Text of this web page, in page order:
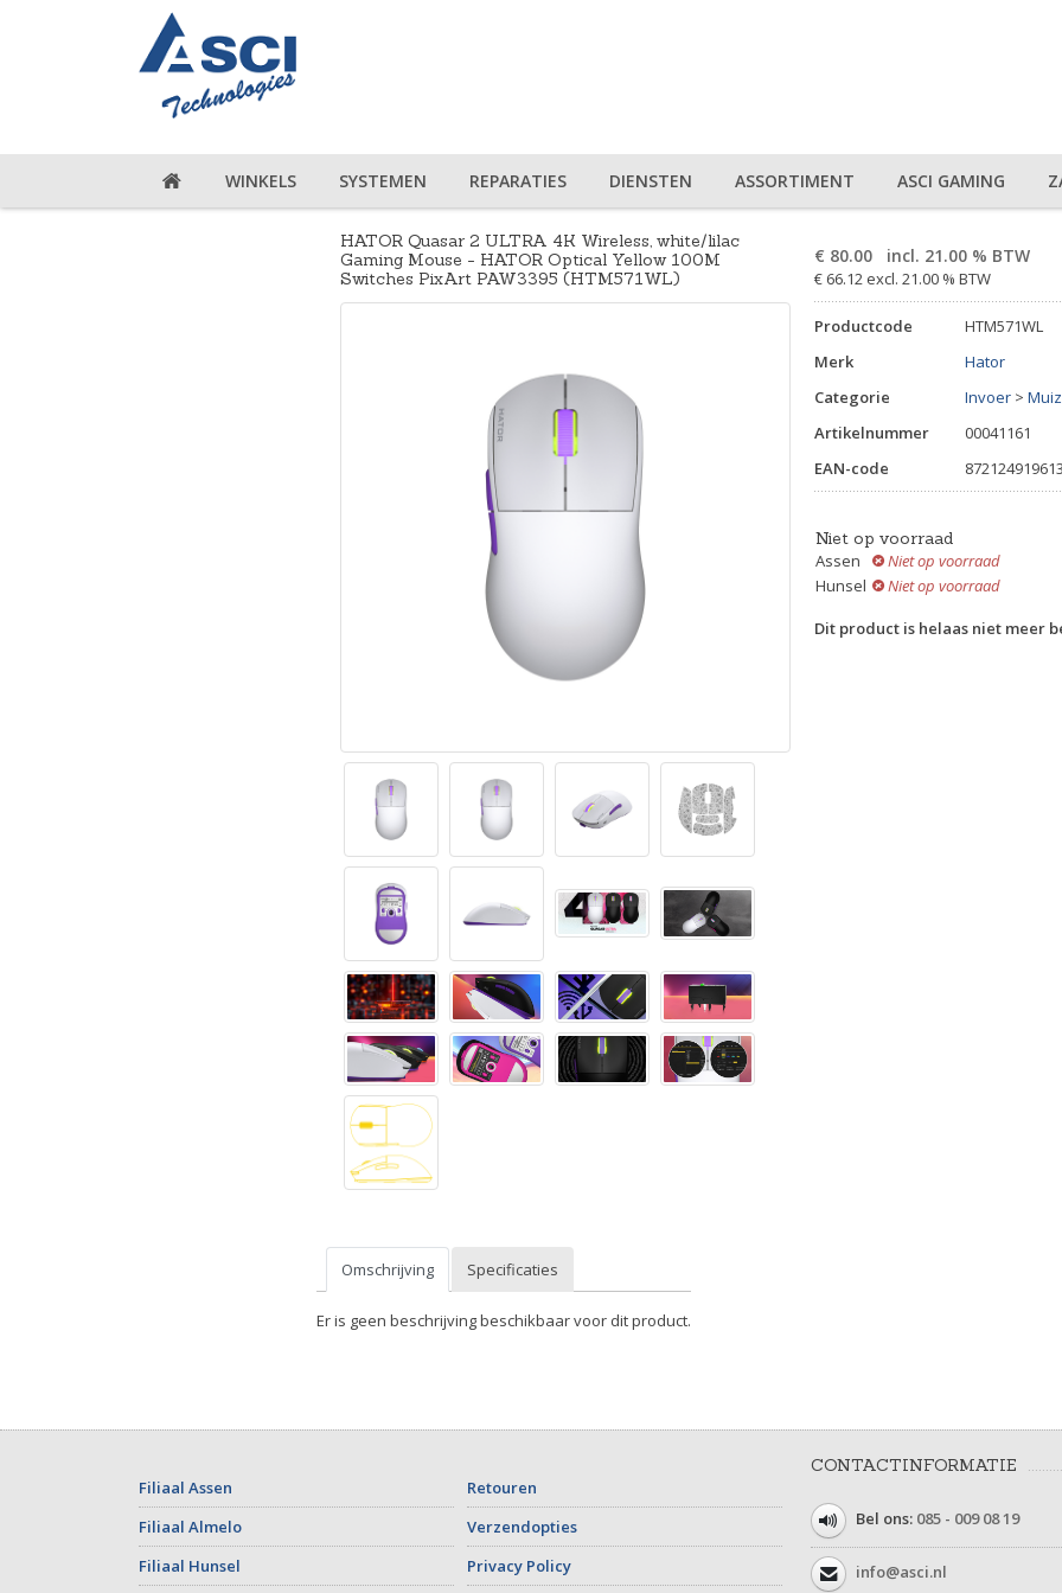
WINKELS SYSTEMEN REPARATIES DIENSTEN ASSORTIMENT ASCI GAMING
HATOR Quasar 2 ULTRA 4K Wireless, white/lilac
Gaming Mouse - HATOR Optical Yellow 100M
Switches PixArt PAW3395 (HTM571WL)
€ 80.00 incl. 21.00 % BTW
€ 66.12 excl. 21.00 % BTW
Productcode
HTM571WL
Merk
Hator
Categorie
Invoer >
Artikelnummer
00041161
EAN-code
Niet op voorraad
Assen
Niet op voorraad
Hunsel
Niet op voorraad
Dit product is helaas niet meer
Omschrijving Specificaties
Er is geen beschrijving beschikbaar voor dit product.
Filiaal Assen
Filiaal Almelo
Filiaal Hunsel
Retouren
Verzendopties
Privacy Policy
CONTACTINFORMATIE
Bel ons: 085 - 009 08 19
info@asci.nl